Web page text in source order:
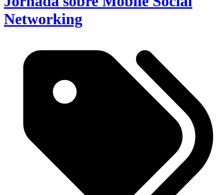
Networking